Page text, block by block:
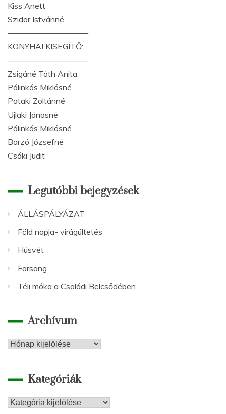
Kiss Anett
Szidor Istvánné
——————————
KONYHAI KISEGÍTŐ:
——————————
Zsigáné Tóth Anita
Pálinkás Miklósné
Pataki Zoltánné
Ujlaki Jánosné
Pálinkás Miklósné
Barzó Józsefné
Csáki Judit
Legutóbbi bejegyzések
ÁLLÁSPÁLYÁZAT
Föld napja- virágültetés
Húsvét
Farsang
Téli móka a Családi Bölcsődében
Archívum
Archívum
Kategóriák
Kategóriák